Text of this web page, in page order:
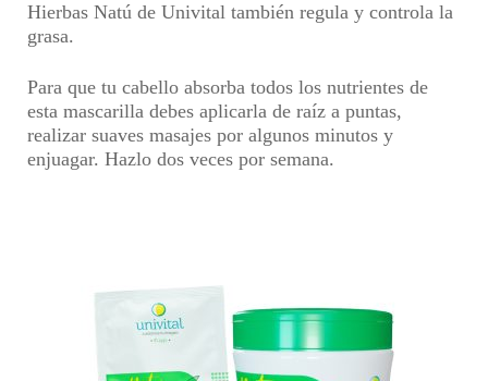
Hierbas Natú de Univital también regula y controla la
grasa.
Para que tu cabello absorba todos los nutrientes de
esta mascarilla debes aplicarla de raíz a puntas,
realizar suaves masajes por algunos minutos y
enjuagar. Hazlo dos veces por semana.